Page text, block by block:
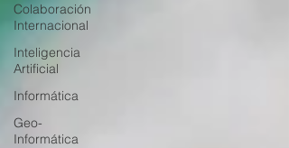
Colaboración
Internacional
Inteligencia
Artificial
Informática
Geo-
Informática